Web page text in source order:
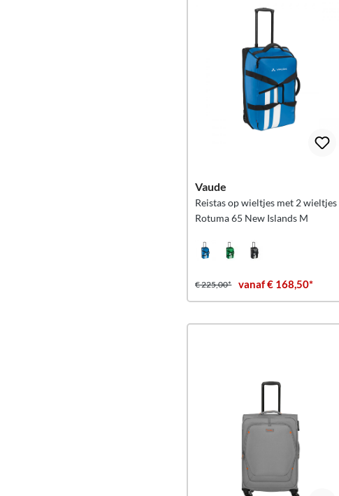
Vaude
Reistas op wieltjes met 2 wieltjes
Rotuma 65 New Islands M
€ 225,00* vanaf € 168,50*